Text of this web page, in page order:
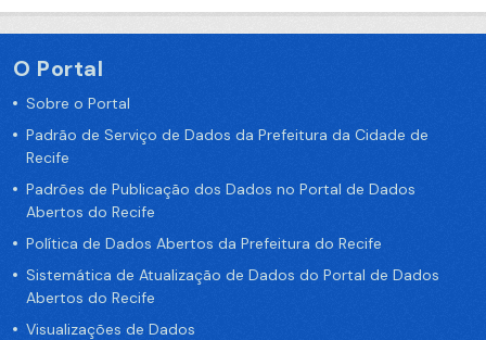
O Portal
Sobre o Portal
Padrão de Serviço de Dados da Prefeitura da Cidade de
Recife
Padrões de Publicação dos Dados no Portal de Dados
Abertos do Recife
Política de Dados Abertos da Prefeitura do Recife
Sistemática de Atualização de Dados do Portal de Dados
Abertos do Recife
Visualizações de Dados